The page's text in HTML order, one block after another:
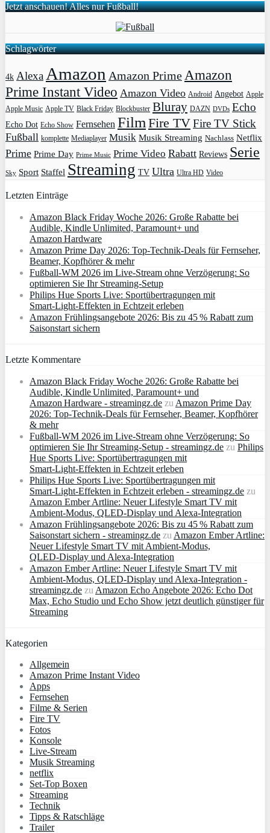
Jetzt anschauen! Alles nur Fußball!
Schlagwörter
4k Alexa Amazon Amazon Prime Amazon
Prime Instant Video Amazon Video Android Angebot Apple
Apple Music Apple TV Black Friday Blockbuster Bluray DAZN DVDs Echo
Echo Dot Echo Show Fernsehen Film Fire TVFire TV Stick
Fußball komplette Mediaplayer Musik Musik Streaming Nachlass Netflix
Prime Prime Day Prime Music Prime Video Rabatt Reviews Serie
Sky Sport Staffel Streaming TV Ultra Ultra HD Video
Letzten Einträge
Amazon Black Friday Woche 2026: Große Rabatte bei
Audible, Kindle Unlimited, Paramount+ und
Amazon Hardware
Amazon Prime Day 2026: Top-Technik-Deals für Fernseher,
Beamer, Kopfhörer & mehr
Fußball-WM 2026 im Live-Stream ohne Verzögerung: So
optimieren Sie Ihr Streaming-Setup
Philips Hue Sports Live: Sportübertragungen mit
Smart‑Light‑Effekten in Echtzeit erleben
Amazon Frühlingsangebote 2026: Bis zu 45 % Rabatt zum
Saisonstart sichern
Letzte Kommentare
Amazon Black Friday Woche 2026: Große Rabatte bei
Audible, Kindle Unlimited, Paramount+ und
Amazon Hardware - streamingz.de zu Amazon Prime Day
2026: Top-Technik-Deals für Fernseher, Beamer, Kopfhörer
& mehr
Fußball-WM 2026 im Live-Stream ohne Verzögerung: So
optimieren Sie Ihr Streaming-Setup - streamingz.de zu Philips
Hue Sports Live: Sportübertragungen mit
Smart‑Light‑Effekten in Echtzeit erleben
Philips Hue Sports Live: Sportübertragungen mit
Smart‑Light‑Effekten in Echtzeit erleben - streamingz.de zu
Amazon Ember Artline: Neuer Lifestyle Smart TV mit
Ambient‑Modus, QLED‑Display und Alexa‑Integration
Amazon Frühlingsangebote 2026: Bis zu 45 % Rabatt zum
Saisonstart sichern - streamingz.de zu Amazon Ember Artline:
Neuer Lifestyle Smart TV mit Ambient‑Modus,
QLED‑Display und Alexa‑Integration
Amazon Ember Artline: Neuer Lifestyle Smart TV mit
Ambient‑Modus, QLED‑Display und Alexa‑Integration -
streamingz.de zu Amazon Echo Angebote 2026: Echo Dot
Max, Echo Studio und Echo Show jetzt deutlich günstiger für
Streaming
Kategorien
Allgemein
Amazon Prime Instant Video
Apps
Fernsehen
Filme & Serien
Fire TV
Fotos
Konsole
Live-Stream
Musik Streaming
netflix
Set-Top Boxen
Streaming
Technik
Tipps & Ratschläge
Trailer